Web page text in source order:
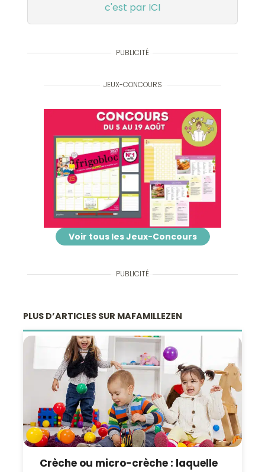
c'est par ICI
PUBLICITÉ
JEUX-CONCOURS
Voir tous les Jeux-Concours
PUBLICITÉ
PLUS D’ARTICLES SUR MAFAMILLEZEN
Crèche ou micro-crèche : laquelle